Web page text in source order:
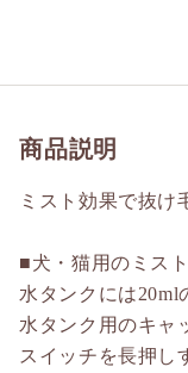
商品説明
ミスト効果で抜け
■犬・猫用のミス
水タンクには20ml
水タンク用のキャ
スイッチを長押し